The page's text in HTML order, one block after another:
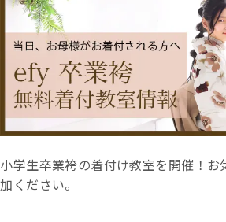
FURISODE efy 袴の最新カタログはこ